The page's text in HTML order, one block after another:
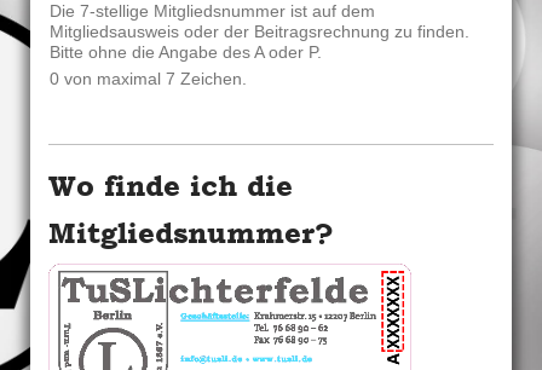
Die 7-stellige Mitgliedsnummer ist auf dem
Mitgliedsausweis oder der Beitragsrechnung zu finden.
Bitte ohne die Angabe des A oder P.
0 von maximal 7 Zeichen.
Wo finde ich die
Mitgliedsnummer?